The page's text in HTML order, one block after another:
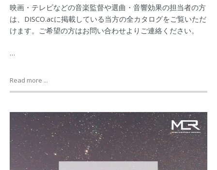
映画・テレビなどの音楽監督や選曲・音響効果の担当者の方
は、DISCO.acに掲載している当方の全カタログをご覧いただ
けます。ご希望の方はお問い合わせよりご連絡ください。
…
Read more ...